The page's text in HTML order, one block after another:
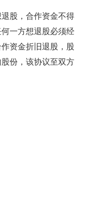
股，合作资金不得
一方想退股必须经
资金折旧退股，股
份，该协议至双方